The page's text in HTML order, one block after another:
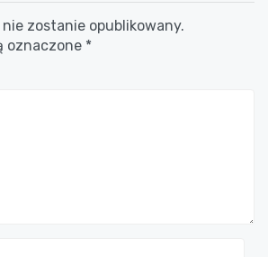
zostanie opublikowany.
oznaczone *